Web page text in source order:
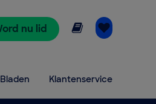
nu lid Online lezen
Klantenservice